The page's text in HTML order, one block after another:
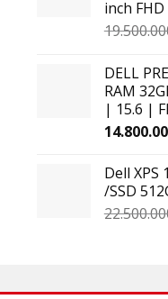
inch FHD
DELL
RAM
| 15.6 |
Dell XPS
/SSD